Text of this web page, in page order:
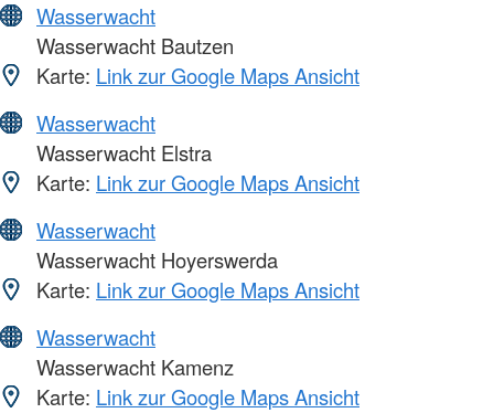
Wasserwacht
Wasserwacht Bautzen
Karte: Link zur Google Maps Ansicht
Wasserwacht
Wasserwacht Elstra
Karte: Link zur Google Maps Ansicht
Wasserwacht
Wasserwacht Hoyerswerda
Karte: Link zur Google Maps Ansicht
Wasserwacht
Wasserwacht Kamenz
Karte: Link zur Google Maps Ansicht